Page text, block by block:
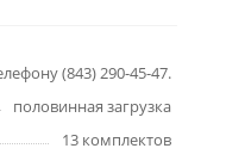
(843) 290-45-47.
половинная загрузка
13 комплектов